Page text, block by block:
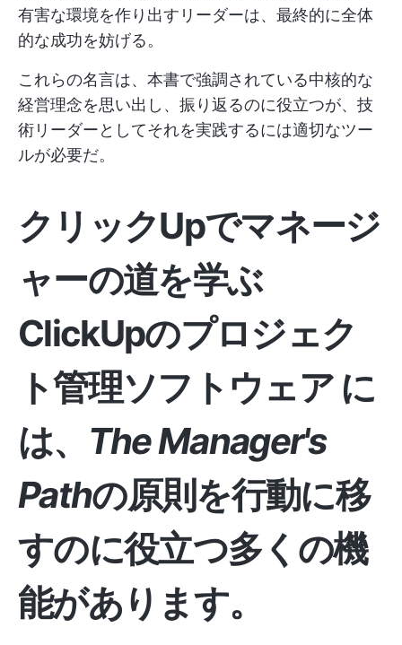
有害な環境を作り出すリーダーは、最終的に全体
的な成功を妨げる。
これらの名言は、本書で強調されている中核的な
経営理念を思い出し、振り返るのに役立つが、技
術リーダーとしてそれを実践するには適切なツー
ルが必要だ。
クリックUpでマネージ
ャーの道を学ぶ
ClickUpのプロジェク
ト管理ソフトウェアに
は、 The Manager's
Pathの原則を行動に移
すのに役立つ多くの機
能があります。